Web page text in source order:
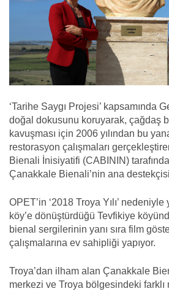
‘Tarihe Saygı Projesi’ kapsamında
doğal dokusunu koruyarak, çağdaş
kavuşması için 2006 yılından bu
restorasyon çalışmaları
Bienali İnisiyatifi (CABININ)
Çanakkale Bienali’nin ana
OPET’in ‘2018 Troya Yılı’
köy’e dönüştürdüğü Tevfikiye
bienal sergilerinin yanı sıra film
çalışmalarına ev sahipliği yapıyor.
Troya’dan ilham alan Çanakkale
merkezi ve Troya bölgesindeki farklı